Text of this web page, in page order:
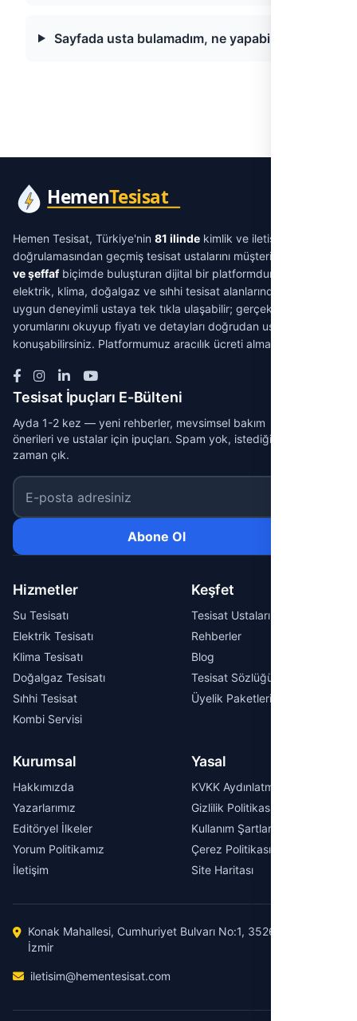
Sayfada usta bulamadım, ne yapabilirim?
Hemen Tesisat, Türkiye'nin 81 ilinde kimlik ve iletişim
doğrulamasından geçmiş tesisat ustalarını müşterilerle
ve şeffafbiçimde buluşturan dijital bir platformdur. Su tesisatı,
elektrik, klima, doğalgaz ve sıhhi tesisat alanlarında ihtiyacınıza
uygun deneyimli ustaya tek tıkla ulaşabilir; gerçek müşteri
yorumlarını okuyup fiyatı ve detayları doğrudan ustayla
konuşabilirsiniz. Platformumuz aracılık ücreti almaz.
Tesisat İpuçları E-Bülteni
Ayda 1-2 kez — yeni rehberler, mevsimsel bakım
önerileri ve ustalar için ipuçları. Spam yok, istediğin
zaman çık.
E-posta adresiniz
Abone Ol
Hizmetler
Su Tesisatı
Elektrik Tesisatı
Klima Tesisatı
Doğalgaz Tesisatı
Sıhhi Tesisat
Kombi Servisi
Keşfet
Tesisat Ustaları
Rehberler
Blog
Tesisat Sözlüğü
Üyelik Paketleri
Kurumsal
Hakkımızda
Yazarlarımız
Editöryel İlkeler
Yorum Politikamız
İletişim
Yasal
KVKK Aydınlatma Metni
Gizlilik Politikası
Kullanım Şartları
Çerez Politikası
Site Haritası
Konak Mahallesi, Cumhuriyet Bulvarı No:1, 35260 Konak /
İzmir
iletisim@hementesisat.com